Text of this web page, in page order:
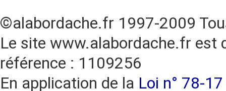
©alabordache.fr 1997-2009
Le site www.alabordache.fr est
référence : 1109256
En application de la Loi n° 78-